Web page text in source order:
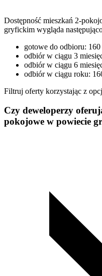
Dostępność mieszkań 2-
gryfickim wygląda
gotowe do odbioru: 160
odbiór w ciągu 3
odbiór w ciągu 6
odbiór w ciągu roku:
Filtruj oferty korzystając z
Czy deweloperzy
pokojowe w powiecie